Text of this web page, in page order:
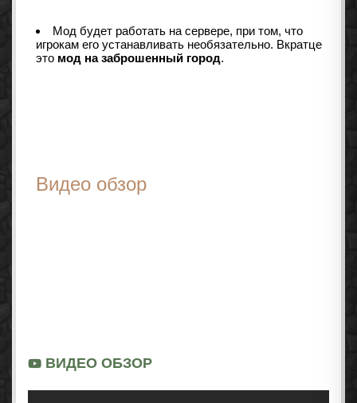
Мод будет работать на сервере, при том, что
игрокам его устанавливать необязательно. Вкратце
это мод на заброшенный город.
Видео обзор
ВИДЕО ОБЗОР